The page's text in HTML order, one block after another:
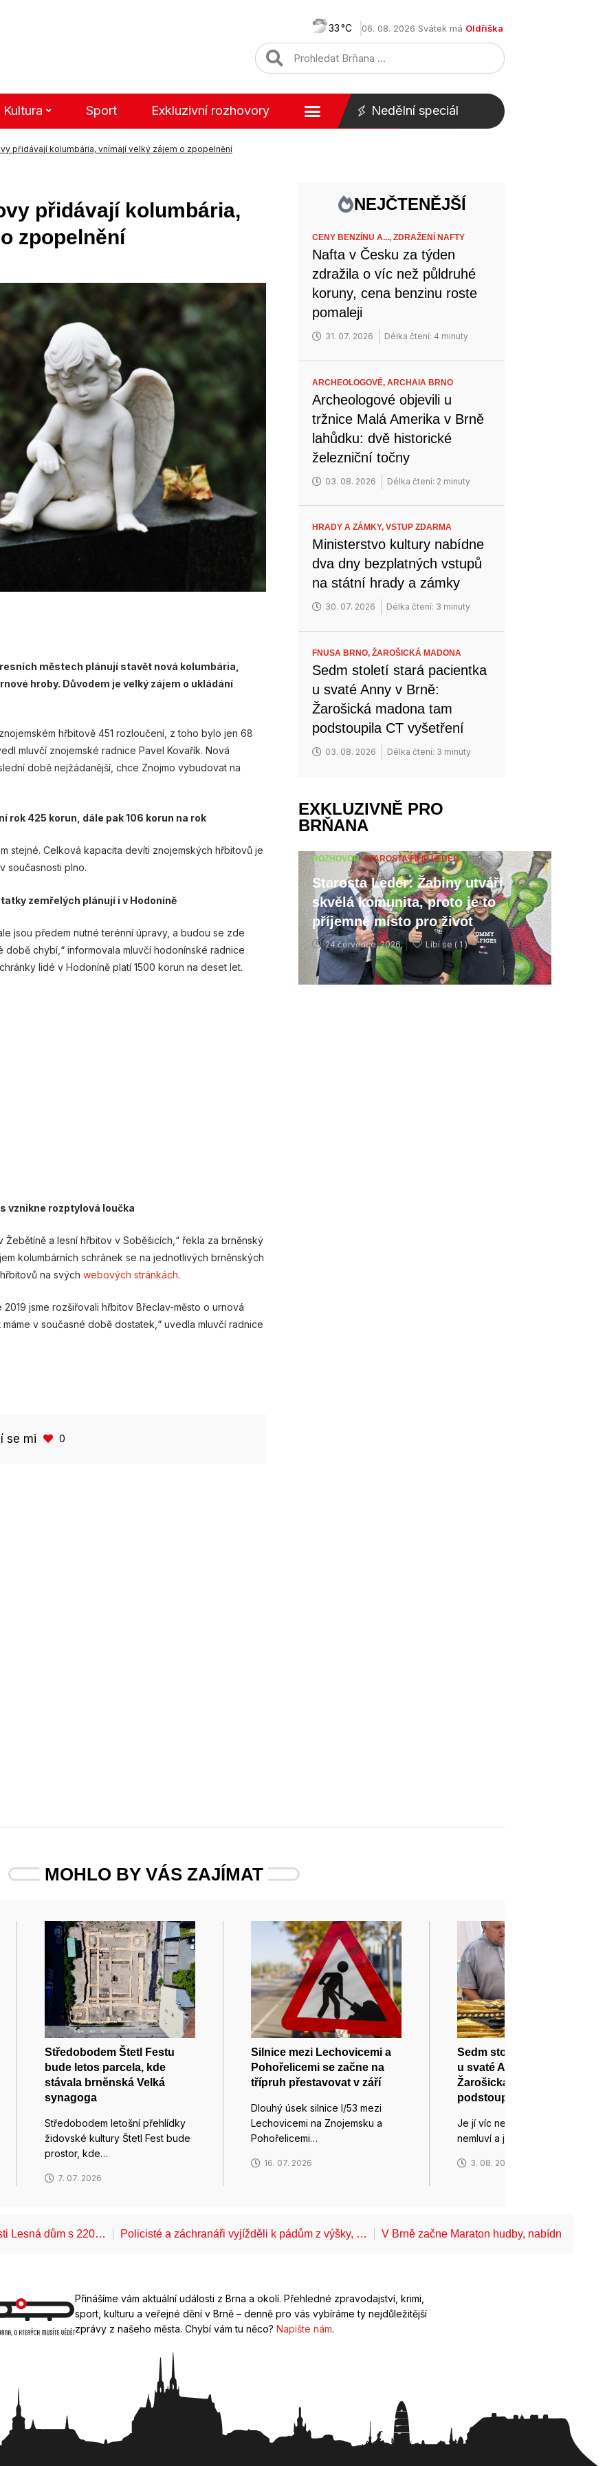
33 06. 08. 2026 Svátek má Oldřiška
Kultura Sport Exkluzivní rozhovory Nedělní speciál
přidávají kolumbária, vnímají velký zájem o zpopelnění
přidávají kolumbária,
zpopelnění
městech plánují stavět nová kolumbária,
hroby. Důvodem je velký zájem o ukládání
hřbitově 451 rozloučení, z toho bylo jen 68
mluvčí znojemské radnice Pavel Kovařík. Nová
době nejžádanější, chce Znojmo vybudovat na
rok 425 korun, dále pak 106 korun na rok
stejné. Celková kapacita devíti znojemských hřbitovů je
současnosti plno.
zemřelých plánují i v Hodoníně
jsou předem nutné terénní úpravy, a budou se zde
chybí,“ informovala mluvčí hodonínské radnice
lidé v Hodoníně platí 1500 korun na deset let.
vznikne rozptylová loučka
Žebětíně a lesní hřbitov v Soběšicích,“ řekla za brněnský
kolumbárních schránek se na jednotlivých brněnských
na svých webových stránkách.
jsme rozšiřovali hřbitov Břeclav-město o urnová
v současné době dostatek,“ uvedla mluvčí radnice
se mi 0
NEJČTENĚJŠÍ
CENY BENZÍNU A...,ZDRAŽENÍ NAFTY
Nafta v Česku za týden
zdražila o víc než půldruhé
koruny, cena benzinu roste
pomaleji
31. 07. 2026 Délka čtení: 4 minuty
ARCHEOLOGOVÉ,ARCHAIA BRNO
Archeologové objevili u
tržnice Malá Amerika v Brně
lahůdku: dvě historické
železniční točny
03. 08. 2026 Délka čtení: 2 minuty
HRADY A ZÁMKY,VSTUP ZDARMA
Ministerstvo kultury nabídne
dva dny bezplatných vstupů
na státní hrady a zámky
30. 07. 2026 Délka čtení: 3 minuty
FNUSA BRNO,ŽAROŠICKÁ MADONA
Sedm století stará pacientka
u svaté Anny v Brně:
Žarošická madona tam
podstoupila CT vyšetření
03. 08. 2026 Délka čtení: 3 minuty
EXKLUZIVNĚ PRO
BRŇANA
ROZHOVOR,STAROSTA FILIP LEDER
Starosta Leder: Žabiny utváří
skvělá komunita, proto je to
příjemné místo pro život
24 července, 2026 Líbí se ( 1 )
MOHLO BY VÁS ZAJÍMAT
Středobodem Štetl Festu
bude letos parcela, kde
stávala brněnská Velká
synagoga
Středobodem letošní přehlídky
židovské kultury Štetl Fest bude
prostor, kde…
7. 07. 2026
Silnice mezi Lechovicemi a
Pohořelicemi se začne na
třípruh přestavovat v září
Dlouhý úsek silnice I/53 mezi
Lechovicemi na Znojemsku a
Pohořelicemi…
16. 07. 2026
Sedm století stará pacientka
u svaté Anny v Brně:
Žarošická madona tam
podstoupila CT vyšetření
Je jí víc než sedm set let,
nemluví a je…
3. 08. 2026
Lesná dům s 220… Policisté a záchranáři vyjížděli k pádům z výšky, … V Brně začne Maraton hudby, nabídne
Přinášíme vám aktuální události z Brna a okolí. Přehledné zpravodajství, krimi,
sport, kulturu a veřejné dění v Brně – denně pro vás vybíráme ty nejdůležitější
zprávy z našeho města. Chybí vám tu něco? Napište nám.